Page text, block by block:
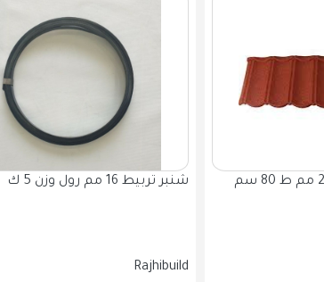
شنبر تربيط 16 مم رول وزن 5 ك
Rajhibuild
قمط حديد 25 / 8 × 20 مم ط 80 سم